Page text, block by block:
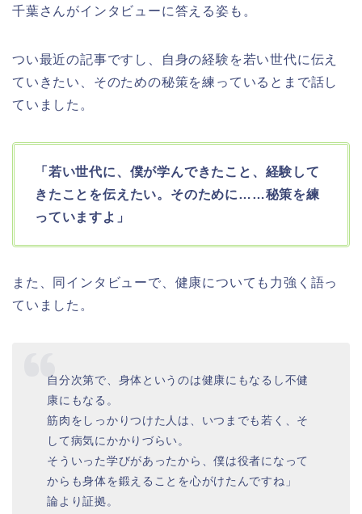
千葉さんがインタビューに答える姿も。
つい最近の記事ですし、自身の経験を若い世代に伝え
ていきたい、そのための秘策を練っているとまで話し
ていました。
「若い世代に、僕が学んできたこと、経験して
きたことを伝えたい。そのために……秘策を練
っていますよ」
また、同インタビューで、健康についても力強く語っ
ていました。
自分次第で、身体というのは健康にもなるし不健
康にもなる。
筋肉をしっかりつけた人は、いつまでも若く、そ
して病気にかかりづらい。
そういった学びがあったから、僕は役者になって
からも身体を鍛えることを心がけたんですね」
論より証拠。